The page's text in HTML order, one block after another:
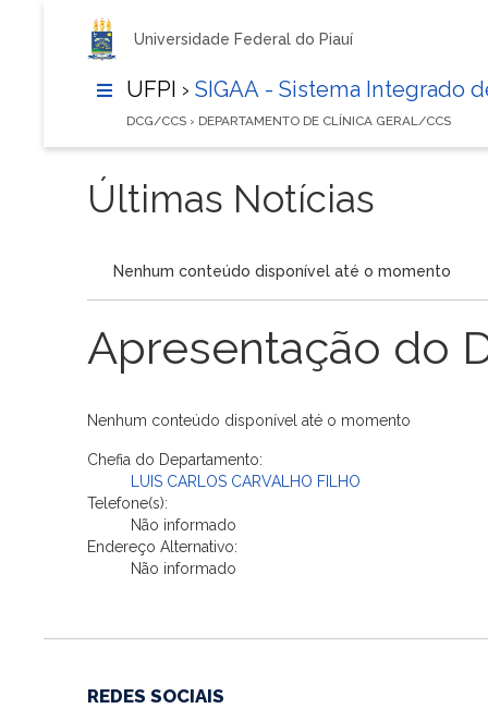
Universidade Federal do Piauí
UFPI › SIGAA - Sistema Integrado
DCG/CCS › DEPARTAMENTO DE CLÍNICA GERAL/CCS
Últimas Notícias
Nenhum conteúdo disponível até o momento
Apresentação do
Nenhum conteúdo disponível até o momento
Chefia do Departamento:
LUIS CARLOS CARVALHO FILHO
Telefone(s):
Não informado
Endereço Alternativo:
Não informado
REDES SOCIAIS